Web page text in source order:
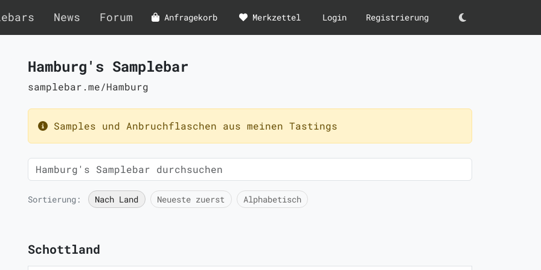
News Forum Anfragekorb Merkzettel Login Registrierung Darkmode
Hamburg's Samplebar
samplebar.me/Hamburg
Samples und Anbruchflaschen aus meinen Tastings
Sortierung: Nach Land Neueste zuerst Alphabetisch
Schottland